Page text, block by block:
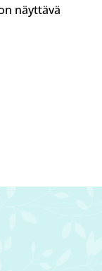
näyttävä